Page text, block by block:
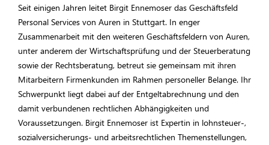
Seit einigen Jahren leitet Birgit Ennemoser das Geschäftsfeld
Personal Services von Auren in Stuttgart. In enger
Zusammenarbeit mit den weiteren Geschäftsfeldern von Auren,
unter anderem der Wirtschaftsprüfung und der Steuerberatung
sowie der Rechtsberatung, betreut sie gemeinsam mit ihren
Mitarbeitern Firmenkunden im Rahmen personeller Belange. Ihr
Schwerpunkt liegt dabei auf der Entgeltabrechnung und den
damit verbundenen rechtlichen Abhängigkeiten und
Voraussetzungen. Birgit Ennemoser ist Expertin in lohnsteuer-,
sozialversicherungs- und arbeitsrechtlichen Themenstellungen,